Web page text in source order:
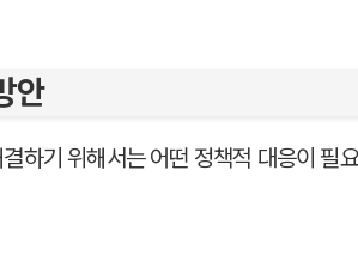
안
하기 위해서는 어떤 정책적 대응이 필